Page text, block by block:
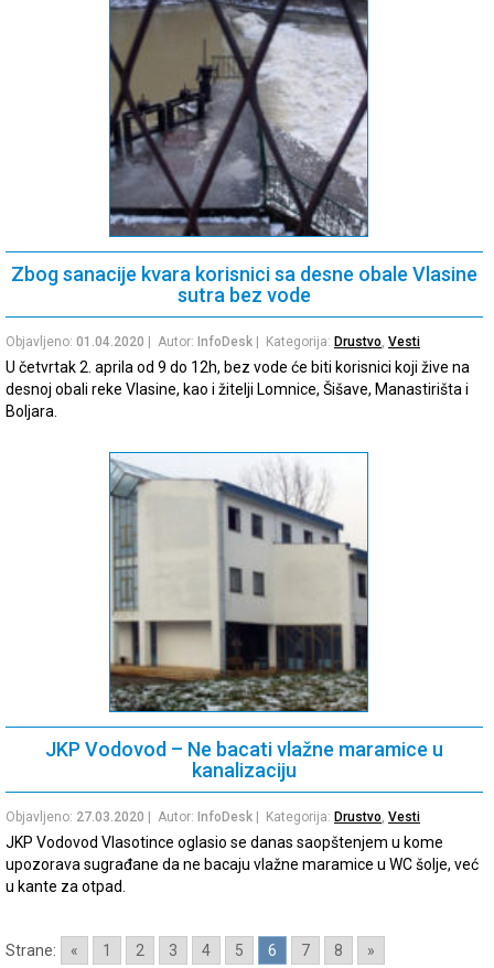
Zbog sanacije kvara korisnici sa desne obale Vlasine
sutra bez vode
Objavljeno: 01.04.2020 | Autor: InfoDesk | Kategorija: Drustvo Vesti
U četvrtak 2. aprila od 9 do 12h, bez vode će biti korisnici koji žive na
desnoj obali reke Vlasine, kao i žitelji Lomnice, Šišave, Manastirišta i
Boljara.
JKP Vodovod – Ne bacati vlažne maramice u
kanalizaciju
Objavljeno: 27.03.2020 | Autor: InfoDesk | Kategorija: Drustvo Vesti
JKP Vodovod Vlasotince oglasio se danas saopštenjem u kome
upozorava sugrađane da ne bacaju vlažne maramice u WC šolje, već
u kante za otpad.
Strane: « 1 2 3 4 5 6 7 8 »